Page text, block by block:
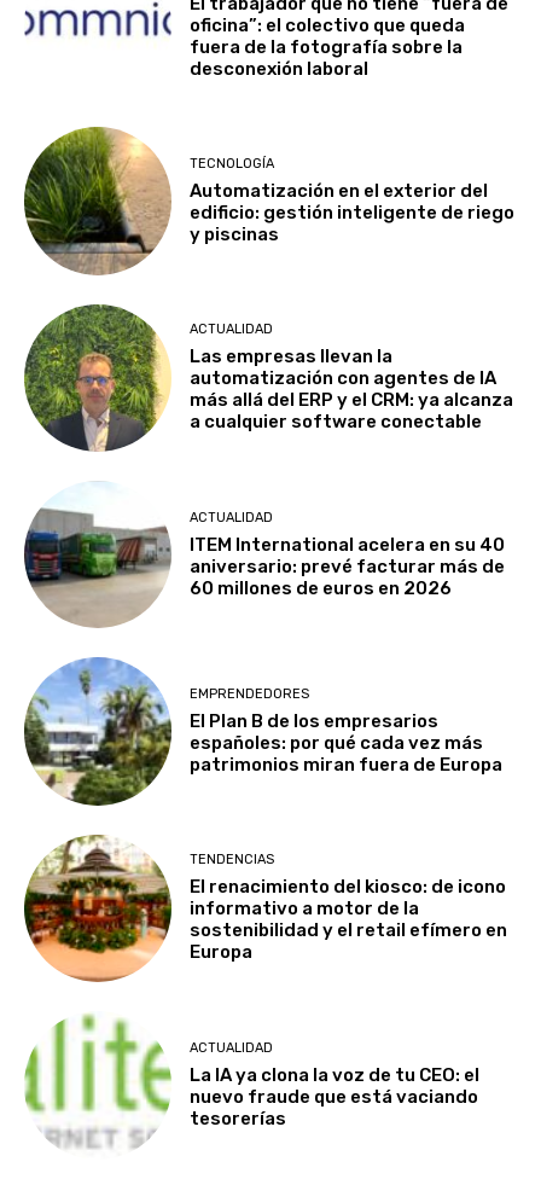
oficina”: el colectivo que queda
fuera de la fotografía sobre la
desconexión laboral
TECNOLOGÍA
Automatización en el exterior del
edificio: gestión inteligente de riego
y piscinas
ACTUALIDAD
Las empresas llevan la
automatización con agentes de IA
más allá del ERP y el CRM: ya alcanza
a cualquier software conectable
ACTUALIDAD
ITEM International acelera en su 40
aniversario: prevé facturar más de
60 millones de euros en 2026
EMPRENDEDORES
El Plan B de los empresarios
españoles: por qué cada vez más
patrimonios miran fuera de Europa
TENDENCIAS
El renacimiento del kiosco: de icono
informativo a motor de la
sostenibilidad y el retail efímero en
Europa
ACTUALIDAD
La IA ya clona la voz de tu CEO: el
nuevo fraude que está vaciando
tesorerías